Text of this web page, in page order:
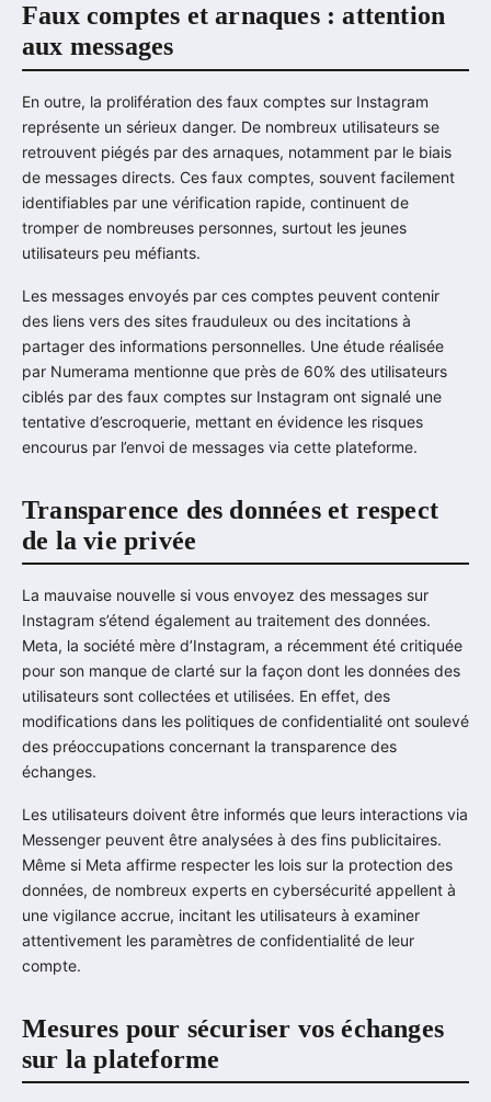
Faux comptes et arnaques : attention
aux messages
En outre, la prolifération des faux comptes sur Instagram
représente un sérieux danger. De nombreux utilisateurs se
retrouvent piégés par des arnaques, notamment par le biais
de messages directs. Ces faux comptes, souvent facilement
identifiables par une vérification rapide, continuent de
tromper de nombreuses personnes, surtout les jeunes
utilisateurs peu méfiants.
Les messages envoyés par ces comptes peuvent contenir
des liens vers des sites frauduleux ou des incitations à
partager des informations personnelles. Une étude réalisée
par Numerama mentionne que près de 60% des utilisateurs
ciblés par des faux comptes sur Instagram ont signalé une
tentative d’escroquerie, mettant en évidence les risques
encourus par l’envoi de messages via cette plateforme.
Transparence des données et respect
de la vie privée
La mauvaise nouvelle si vous envoyez des messages sur
Instagram s’étend également au traitement des données.
Meta, la société mère d’Instagram, a récemment été critiquée
pour son manque de clarté sur la façon dont les données des
utilisateurs sont collectées et utilisées. En effet, des
modifications dans les politiques de confidentialité ont soulevé
des préoccupations concernant la transparence des
échanges.
Les utilisateurs doivent être informés que leurs interactions via
Messenger peuvent être analysées à des fins publicitaires.
Même si Meta affirme respecter les lois sur la protection des
données, de nombreux experts en cybersécurité appellent à
une vigilance accrue, incitant les utilisateurs à examiner
attentivement les paramètres de confidentialité de leur
compte.
Mesures pour sécuriser vos échanges
sur la plateforme